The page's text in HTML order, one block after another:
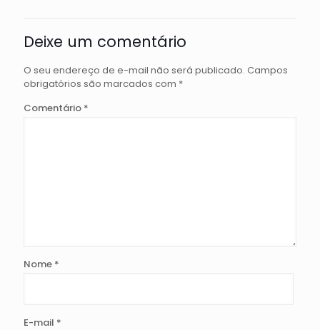
Deixe um comentário
O seu endereço de e-mail não será publicado. Campos
obrigatórios são marcados com *
Comentário *
Nome *
E-mail *